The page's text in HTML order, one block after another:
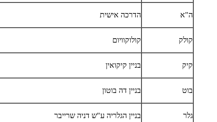
ה"א הדרכה אישית
קולק קולוקוויום
קיק בניין קיקואין
בוט בניין דה בוטון
גלר בניין הגלריה ע"ש דניה שרייבר